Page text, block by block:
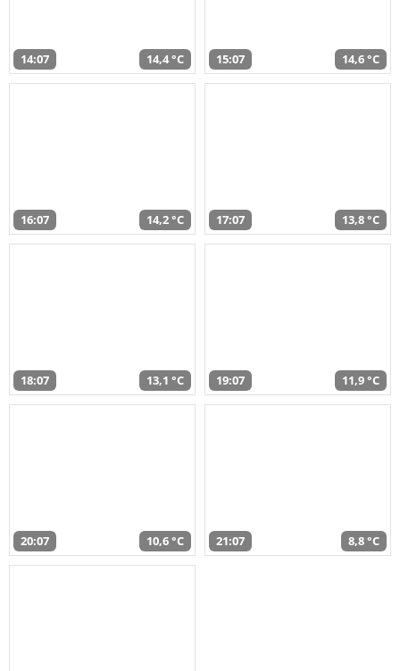
14:07 14,4 °C 15:07 14,6 °C
16:07 14,2 °C 17:07 13,8 °C
18:07 13,1 °C 19:07 11,9 °C
20:07 10,6 °C 21:07 8,8 °C